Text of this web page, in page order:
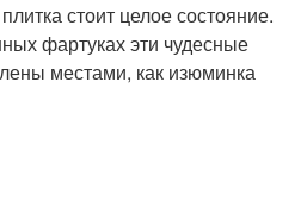
стоит целое состояние.
фартуках эти чудесные
местами, как изюминка